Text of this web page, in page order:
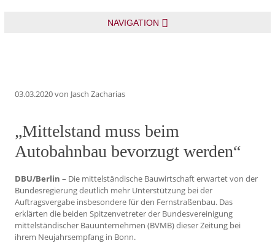
NAVIGATION
03.03.2020von Jasch Zacharias
„Mittelstand muss beim
Autobahnbau bevorzugt werden“
DBU/Berlin – Die mittelständische Bauwirtschaft erwartet von der
Bundesregierung deutlich mehr Unterstützung bei der
Auftragsvergabe insbesondere für den Fernstraßenbau. Das
erklärten die beiden Spitzenvetreter der Bundesvereinigung
mittelständischer Bauunternehmen (BVMB) dieser Zeitung bei
ihrem Neujahrsempfang in Bonn.